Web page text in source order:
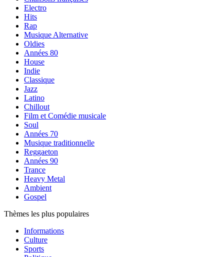
Electro
Hits
Rap
Musique Alternative
Oldies
Années 80
House
Indie
Classique
Jazz
Latino
Chillout
Film et Comédie musicale
Soul
Années 70
Musique traditionnelle
Reggaeton
Années 90
Trance
Heavy Metal
Ambient
Gospel
Thèmes les plus populaires
Informations
Culture
Sports